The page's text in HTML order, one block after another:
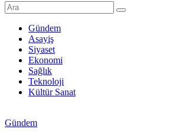
Şanlıurfa
Dakika
Şanlıurfa
Haberleri
Gündem
Asayiş
Siyaset
Ekonomi
Sağlık
Teknoloji
Kültür Sanat
Gündem